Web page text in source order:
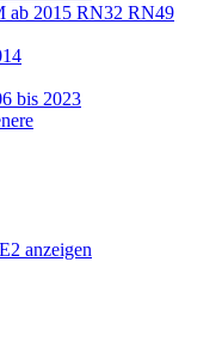
ab 2015 RN32 RN49
bis 2023
anzeigen